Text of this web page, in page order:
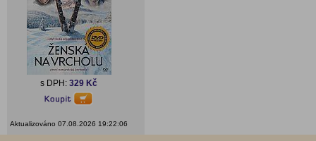
s DPH: 329 Kč
Aktualizováno 07.08.2026 19:22:06